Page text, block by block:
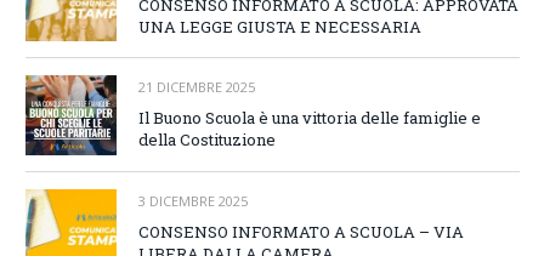
CONSENSO INFORMATO A SCUOLA: APPROVATA
UNA LEGGE GIUSTA E NECESSARIA
21 DICEMBRE 2025
Il Buono Scuola è una vittoria delle famiglie e
della Costituzione
3 DICEMBRE 2025
CONSENSO INFORMATO A SCUOLA – VIA